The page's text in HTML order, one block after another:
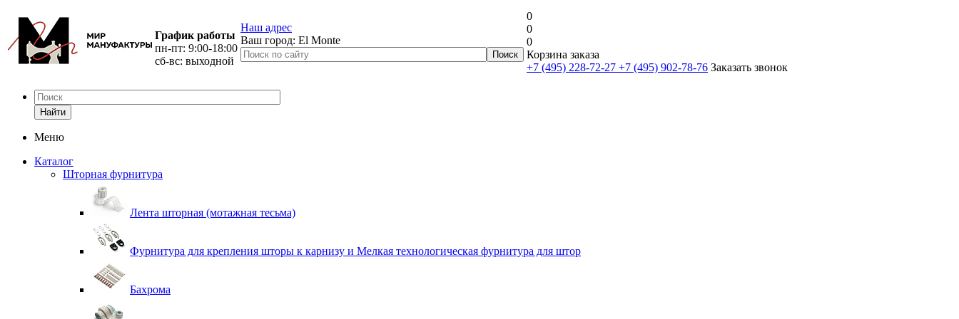
График работы
пн-пт: 9:00-18:00
сб-вс: выходной
Наш адрес
Ваш город: El Monte
0
0
0
Корзина заказа
+7 (495) 228-72-27 +7 (495) 902-78-76 Заказать звонок
Найти
Меню
Каталог
Шторная фурнитура
Лента шторная (мотажная тесьма)
Фурнитура для крепления шторы к карнизу и Мелкая технологическая фурнитура для штор
Бахрома